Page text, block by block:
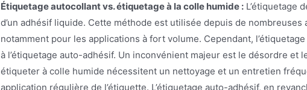
Étiquetage autocollant vs. étiquetage à la colle humide : L’étiquetage
d’un adhésif liquide. Cette méthode est utilisée depuis de
notamment pour les applications à fort volume. Cependant,
à l’étiquetage auto-adhésif. Un inconvénient majeur est le désordre et
étiqueter à colle humide nécessitent un nettoyage et un entretien
application régulière de l’étiquette. L’étiquetage auto-adhésif, en